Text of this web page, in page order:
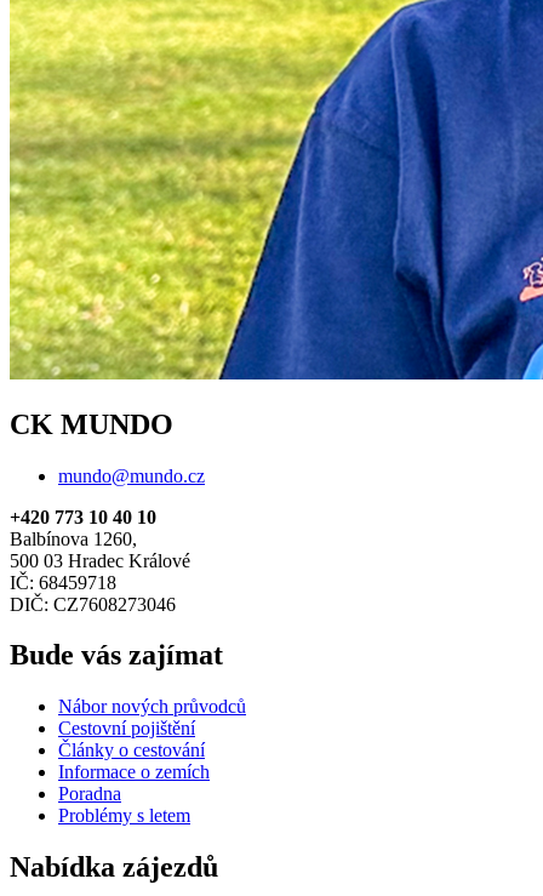
CK MUNDO
mundo@mundo.cz
+420 773 10 40 10
Balbínova 1260,
500 03 Hradec Králové
IČ: 68459718
DIČ: CZ7608273046
Bude vás zajímat
Nábor nových průvodců
Cestovní pojištění
Články o cestování
Informace o zemích
Poradna
Problémy s letem
Nabídka zájezdů